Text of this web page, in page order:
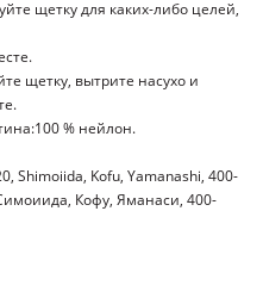
щетку для каких-либо целей,
щетку, вытрите насухо и
% нейлон.
Shimoiida, Kofu, Yamanashi, 400-
Кофу, Яманаси, 400-